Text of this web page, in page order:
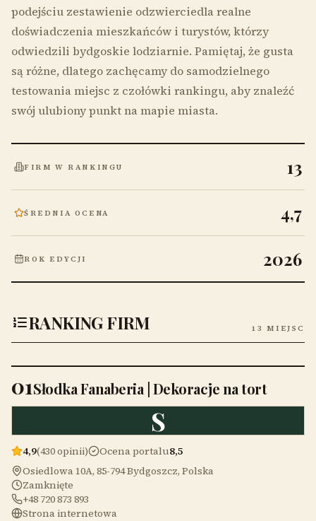
podejściu zestawienie odzwierciedla realne
doświadczenia mieszkańców i turystów, którzy
odwiedzili bydgoskie lodziarnie. Pamiętaj, że gusta
są różne, dlatego zachęcamy do samodzielnego
testowania miejsc z czołówki rankingu, aby znaleźć
swój ulubiony punkt na mapie miasta.
FIRM W RANKINGU 13
ŚREDNIA OCENA 4,7
ROK EDYCJI 2026
RANKING FIRM 13 MIEJSC
01Słodka Fanaberia | Dekoracje na tort
S
4,9(430 opinii) Ocena portalu8,5
Osiedlowa 10A, 85-794 Bydgoszcz, Polska
Zamknięte
+48 720 873 893
Strona internetowa